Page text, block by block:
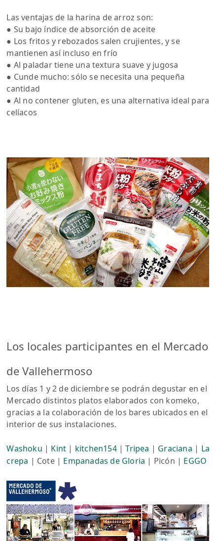
Las ventajas de la harina de arroz son:
● Su bajo índice de absorción de aceite
● Los fritos y rebozados salen crujientes, y se
mantienen así incluso en frío
● Al paladar tiene una textura suave y jugosa
● Cunde mucho: sólo se necesita una pequeña
cantidad
● Al no contener gluten, es una alternativa ideal para
celíacos
Los locales participantes en el Mercado
de Vallehermoso
Los días 1 y 2 de diciembre se podrán degustar en el
Mercado distintos platos elaborados con komeko,
gracias a la colaboración de los bares ubicados en el
interior de sus instalaciones.
Washoku | Kint | kitchen154|Tripea | Graciana | La
crepa | Cote | Empanadas de Gloria | Picón | EGGO